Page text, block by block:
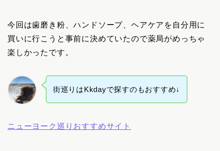
今回は歯磨き粉、ハンドソープ、ヘアケアを自分用に
買いに行こうと事前に決めていたので薬局がめっちゃ
楽しかったです。
街巡りはKkdayで探すのもおすすめ↓
ニューヨーク巡りおすすめサイト